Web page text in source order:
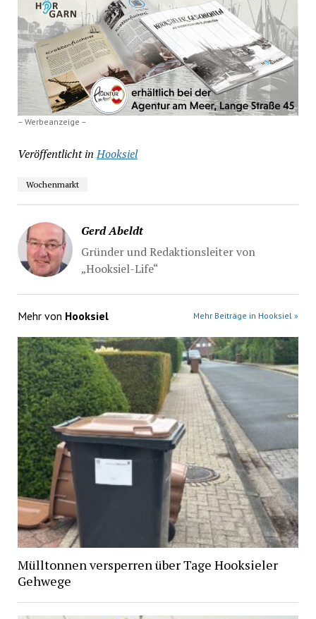
– Werbeanzeige –
Veröffentlicht in Hooksiel
Wochenmarkt
Gerd Abeldt
Gründer und Redaktionsleiter von
„Hooksiel-Life“
Mehr von Hooksiel Mehr Beiträge in Hooksiel »
Mülltonnen versperren über Tage Hooksieler
Gehwege